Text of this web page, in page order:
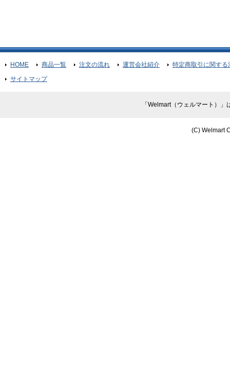
HOME 商品一覧 注文の流れ 運営会社紹介
特定商取引に関す
サイトマップ
「Welmart（ウェルマート）
(C) Welmart